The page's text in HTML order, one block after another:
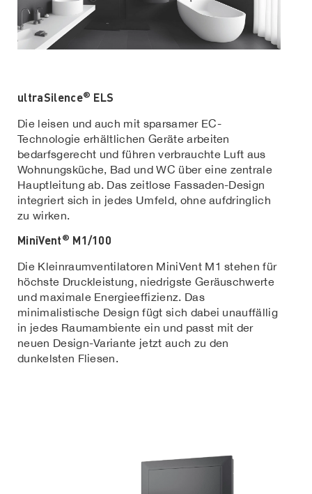
ultraSilence® ELS
Die leisen und auch mit sparsamer EC-
Technologie erhältlichen Geräte arbeiten
bedarfsgerecht und führen verbrauchte Luft aus
Wohnungsküche, Bad und WC über eine zentrale
Hauptleitung ab. Das zeitlose Fassaden-Design
integriert sich in jedes Umfeld, ohne aufdringlich
zu wirken.
MiniVent ® M1/100
Die Kleinraumventilatoren MiniVent M1 stehen für
höchste Druckleistung, niedrigste Geräuschwerte
und maximale Energieeffizienz. Das
minimalistische Design fügt sich dabei unauffällig
in jedes Raumambiente ein und passt mit der
neuen Design-Variante jetzt auch zu den
dunkelsten Fliesen.